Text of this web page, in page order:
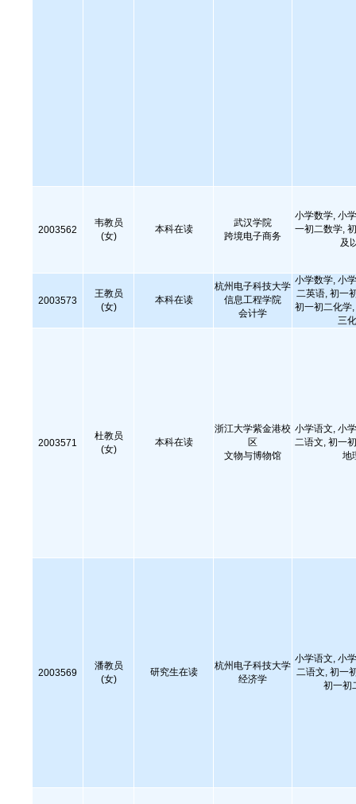
2003562
韦教员
(女)
本科在读
武汉学院
跨境电子商务
小学数学, 小
一初二数学,
及
2003573
王教员
(女)
本科在读
杭州电子科技大学
信息工程学院
会计学
小学数学, 小
二英语, 初一
初一初二化学
三
2003571
杜教员
(女)
本科在读
浙江大学紫金港校
区
文物与博物馆
小学语文, 小
二语文, 初一
地
2003569
潘教员
(女)
研究生在读
杭州电子科技大学
经济学
小学语文, 小
二语文, 初一
初一初